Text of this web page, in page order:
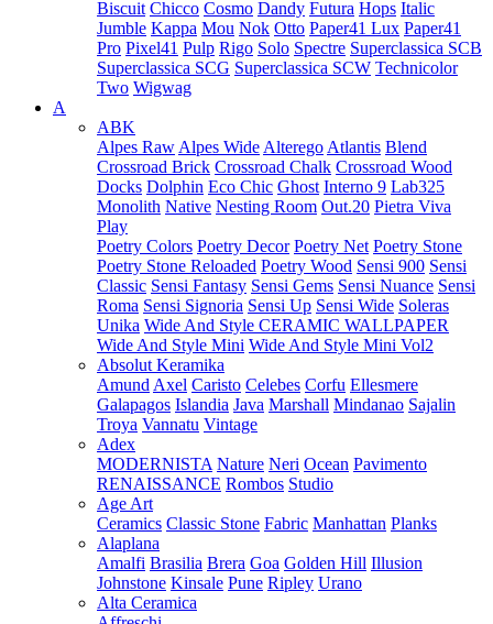
Biscuit Chicco Cosmo Dandy Futura Hops Italic
Jumble Kappa Mou Nok Otto Paper41 Lux Paper41
Pro Pixel41 Pulp Rigo Solo Spectre Superclassica SCB
Superclassica SCG Superclassica SCW Technicolor
Two Wigwag
A
ABK
Alpes Raw Alpes Wide Alterego Atlantis Blend
Crossroad Brick Crossroad Chalk Crossroad Wood
Docks Dolphin Eco Chic Ghost Interno 9 Lab325
Monolith Native Nesting Room Out.20 Pietra Viva
Play
Poetry Colors Poetry Decor Poetry Net Poetry Stone
Poetry Stone Reloaded Poetry Wood Sensi 900 Sensi
Classic Sensi Fantasy Sensi Gems Sensi Nuance Sensi
Roma Sensi Signoria Sensi Up Sensi Wide Soleras
Unika Wide And Style CERAMIC WALLPAPER
Wide And Style Mini Wide And Style Mini Vol2
Absolut Keramika
Amund Axel Caristo Celebes Corfu Ellesmere
Galapagos Islandia Java Marshall Mindanao Sajalin
Troya Vannatu Vintage
Adex
MODERNISTA Nature Neri Ocean Pavimento
RENAISSANCE Rombos Studio
Age Art
Ceramics Classic Stone Fabric Manhattan Planks
Alaplana
Amalfi Brasilia Brera Goa Golden Hill Illusion
Johnstone Kinsale Pune Ripley Urano
Alta Ceramica